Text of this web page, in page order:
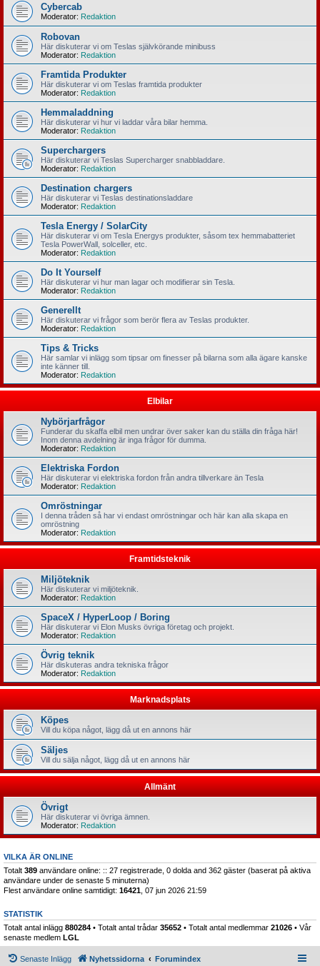
Cybercab
Moderator: Redaktion
Robovan
Här diskuterar vi om Teslas självkörande minibuss
Moderator: Redaktion
Framtida Produkter
Här diskuterar vi om Teslas framtida produkter
Moderator: Redaktion
Hemmaladdning
Här diskuterar vi hur vi laddar våra bilar hemma.
Moderator: Redaktion
Superchargers
Här diskuterar vi Teslas Supercharger snabbladdare.
Moderator: Redaktion
Destination chargers
Här diskuterar vi Teslas destinationsladdare
Moderator: Redaktion
Tesla Energy / SolarCity
Här diskuterar vi om Tesla Energys produkter, såsom tex hemmabatteriet
Tesla PowerWall, solceller, etc.
Moderator: Redaktion
Do It Yourself
Här diskuterar vi hur man lagar och modifierar sin Tesla.
Moderator: Redaktion
Generellt
Här diskuterar vi frågor som berör flera av Teslas produkter.
Moderator: Redaktion
Tips & Tricks
Här samlar vi inlägg som tipsar om finesser på bilarna som alla ägare kanske
inte känner till.
Moderator: Redaktion
Elbilar
Nybörjarfrågor
Funderar du skaffa elbil men undrar över saker kan du ställa din fråga här!
Inom denna avdelning är inga frågor för dumma.
Moderator: Redaktion
Elektriska Fordon
Här diskuterar vi elektriska fordon från andra tillverkare än Tesla
Moderator: Redaktion
Omröstningar
I denna tråden så har vi endast omröstningar och här kan alla skapa en
omröstning
Moderator: Redaktion
Framtidsteknik
Miljöteknik
Här diskuterar vi miljöteknik.
Moderator: Redaktion
SpaceX / HyperLoop / Boring
Här diskuterar vi Elon Musks övriga företag och projekt.
Moderator: Redaktion
Övrig teknik
Här diskuteras andra tekniska frågor
Moderator: Redaktion
Marknadsplats
Köpes
Vill du köpa något, lägg då ut en annons här
Säljes
Vill du sälja något, lägg då ut en annons här
Allmänt
Övrigt
Här diskuterar vi övriga ämnen.
Moderator: Redaktion
VILKA ÄR ONLINE
Totalt 389 användare online: :: 27 registrerade, 0 dolda and 362 gäster (baserat på aktiva
användare under de senaste 5 minuterna)
Flest användare online samtidigt: 16421 , 07 jun 2026 21:59
STATISTIK
Totalt antal inlägg 880284 • Totalt antal trådar 35652 • Totalt antal medlemmar 21026 • Vår
senaste medlem LGL
Senaste Inlägg Nyhetssidorna Forumindex